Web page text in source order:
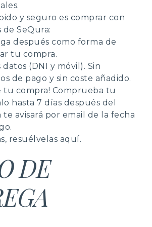
y seguro es comprar con
de SeQura:
después como forma de
tu compra.
(DNI y móvil). Sin
de pago y sin coste añadido.
tu compra! Comprueba tu
hasta 7 días después del
te avisará por email de la fecha
resuélvelas aquí.
DE